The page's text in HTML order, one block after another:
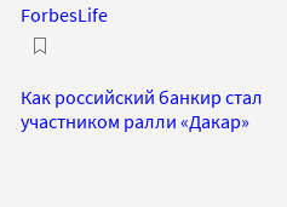
ForbesLife
Как российский банкир стал
участником ралли «Дакар»